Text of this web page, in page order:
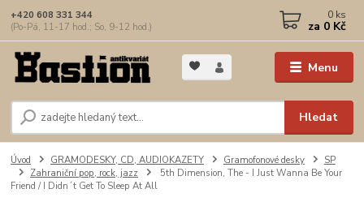
Menu
Hledat
+420 608 331 344
(Po-Pá, 11-17 hod.; So, 9-12 hod.)
0 ks
za 0 Kč
Úvod GRAMODESKY, CD, AUDIOKAZETY Gramofonové desky
SP
Zahraniční pop, rock, jazz
5th Dimension, The - I Just Wanna Be Your
Friend / I Didn´t Get To Sleep At All